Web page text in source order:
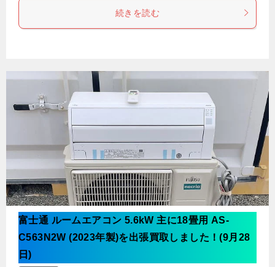
続きを読む
富士通 ルームエアコン 5.6kW 主に18畳用 AS-
C563N2W (2023年製)を出張買取しました！(9月28
日)